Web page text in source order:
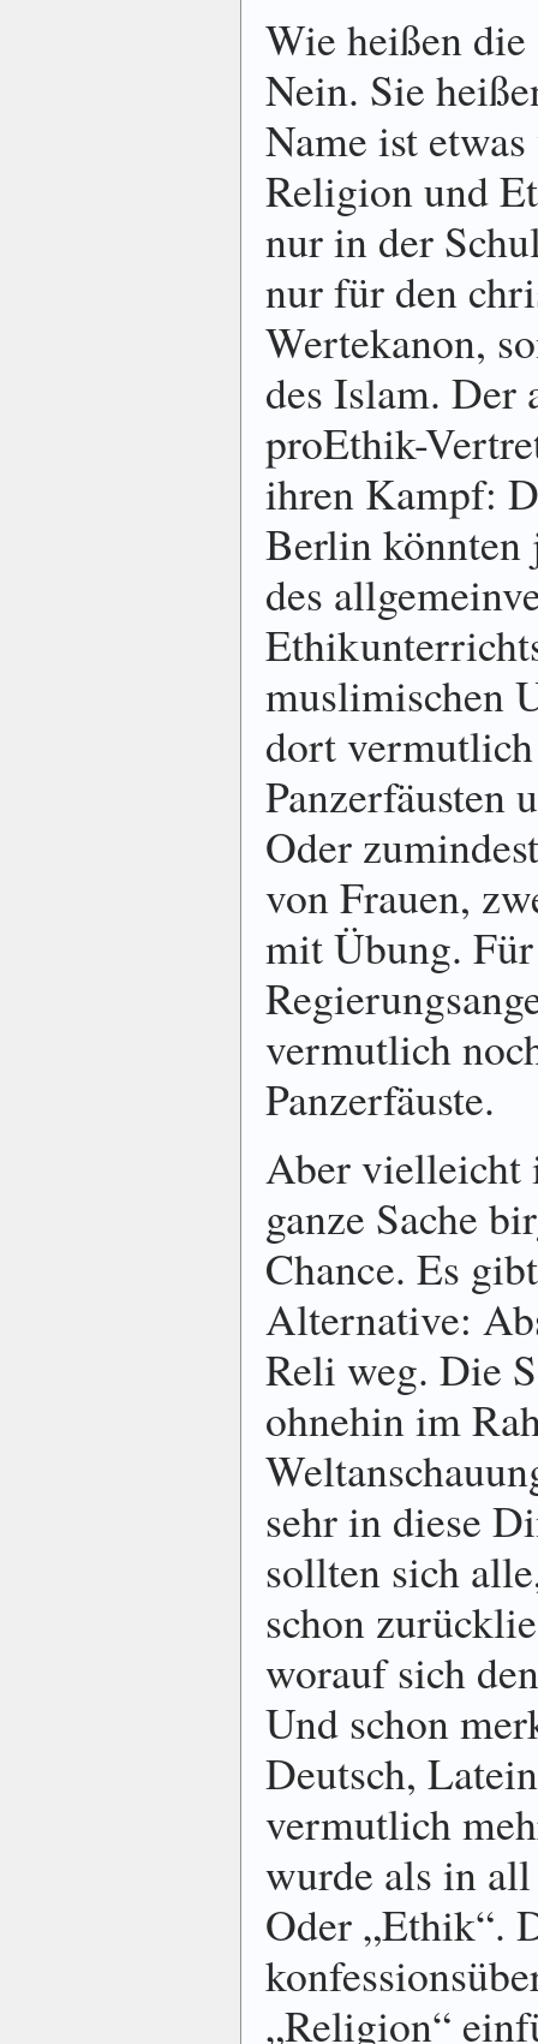
Wie heißen
Nein. Sie
Name ist
Religion und
nur in der
nur für den
Wertekanon,
des Islam. Der
proEthik-
ihren Kampf:
Berlin könnten
des
muslimischen
dort
Panzerfäusten
Oder
von Frauen,
mit Übung.
vermutlich
Panzerfäuste.
Aber vielleicht
ganze Sache
Chance. Es
Alternative:
Reli weg. Die
ohnehin im
sehr in diese
sollten sich
schon
worauf sich
Und schon
Deutsch,
vermutlich
wurde als in
Oder „Ethik“.
„Religion“